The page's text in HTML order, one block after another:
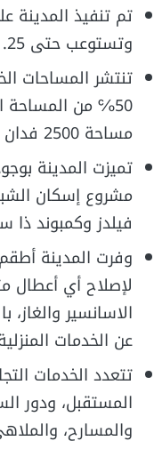
وتستوعب حتى 1.25 مليون شخص مقيم بها.
تنتشر المساحات
50℅ من المساحة
مساحة 2500 فدان للخدمات الإنشائية.
تميزت المدينة
مشروع إسكان
فيلدز وكمبوند
وفرت المدينة
لإصلاح أي أعطال
الاسانسير
عن الخدمات
تتعدد الخدمات
المستقبل، ودور
والمسارح،